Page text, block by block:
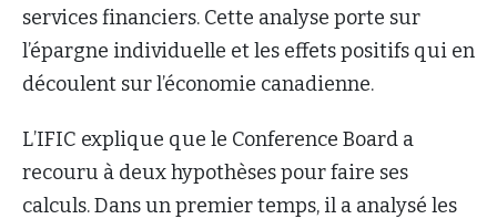
services financiers. Cette analyse porte sur
l’épargne individuelle et les effets positifs qui en
découlent sur l’économie canadienne.
L’IFIC explique que le Conference Board a
recouru à deux hypothèses pour faire ses
calculs. Dans un premier temps, il a analysé les